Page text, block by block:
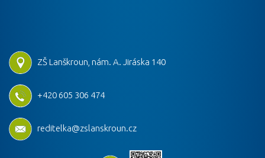
ZŠ Lanškroun, nám. A. Jiráska 140
+420 605 306 474
reditelka@zslanskroun.cz